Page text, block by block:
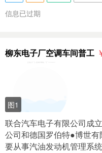
信息已过期
柳东电子厂空调车间普工
图1
联合汽车电子有限公司成
公司和德国罗伯特●博世
要从事汽油发动机管理系